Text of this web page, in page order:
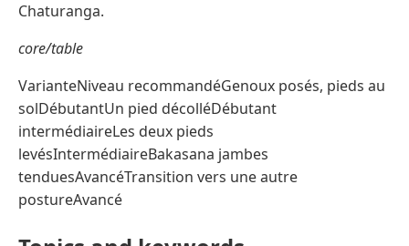
Chaturanga.
core/table
VarianteNiveau recommandéGenoux posés, pieds au
solDébutantUn pied décolléDébutant
intermédiaireLes deux pieds
levésIntermédiaireBakasana jambes
tenduesAvancéTransition vers une autre
postureAvancé